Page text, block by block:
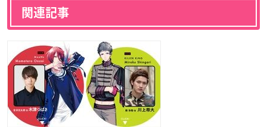
関連記事